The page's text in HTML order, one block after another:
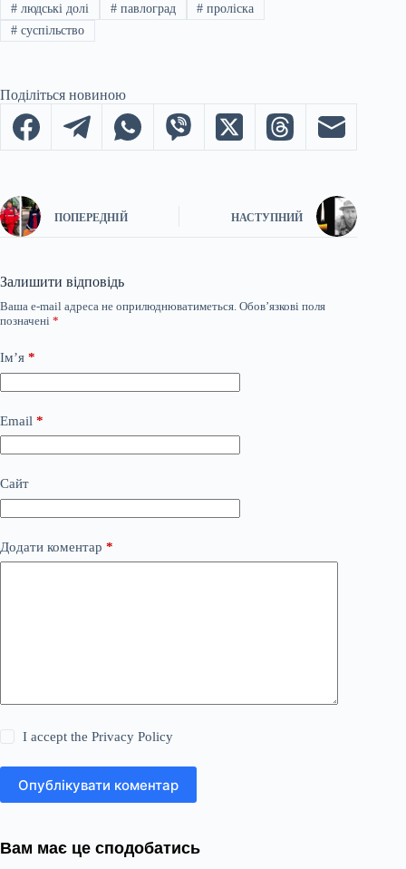
#людські долі #павлоград # проліска
#суспільство
Поділіться новиною
ПОПЕРЕДНІЙ НАСТУПНИЙ
Залишити відповідь
Ваша e-mail адреса не оприлюднюватиметься. Обов’язкові поля
позначені *
Ім’я *
Email *
Сайт
Додати коментар *
I accept thePrivacy Policy
Опублікувати коментар
Вам має це сподобатись